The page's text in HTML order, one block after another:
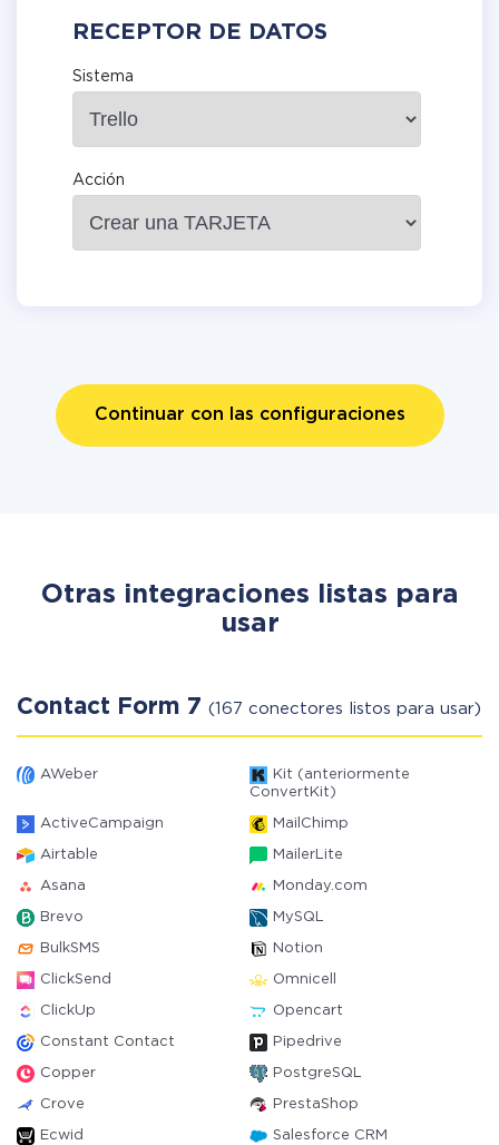
RECEPTOR DE DATOS
Sistema
Acción
Continuar con las configuraciones
Otras integraciones listas para
usar
Contact Form 7 (167 conectores listos para usar)
AWeber
Kit (anteriormente
ConvertKit)
ActiveCampaign MailChimp
Airtable MailerLite
Asana Monday.com
Brevo MySQL
BulkSMS Notion
ClickSend Omnicell
ClickUp Opencart
Constant Contact Pipedrive
Copper PostgreSQL
Crove PrestaShop
Ecwid Salesforce CRM